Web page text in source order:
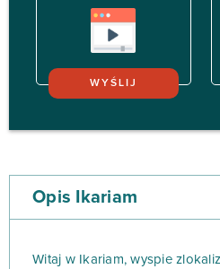
WYŚLIJ
Opis Ikariam
Witaj w Ikariam, wyspie